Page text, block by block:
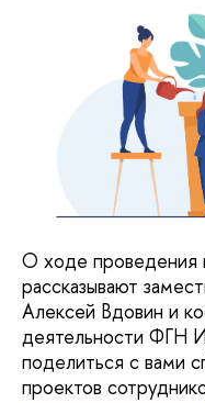
О ходе проведения
рассказывают
Алексей Вдовин и
деятельности ФГН
поделиться с вами
проектов